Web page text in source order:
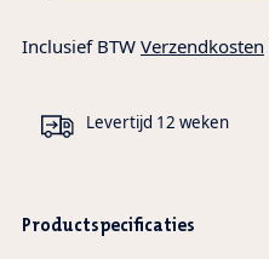
Inclusief BTW Verzendkosten
Levertijd 12 weken
Productspecificaties